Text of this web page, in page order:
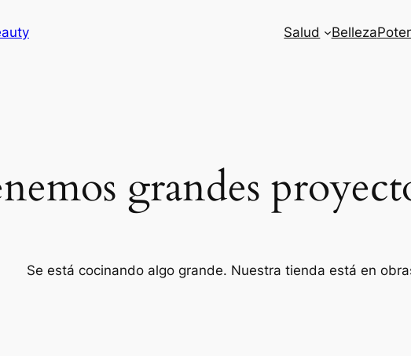
Salud Belleza
grandes
Se está cocinando algo grande. Nuestra tienda está en